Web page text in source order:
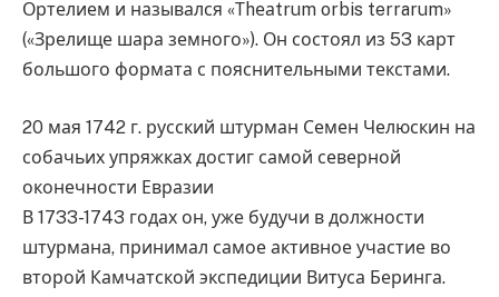
Ортелием и назывался «Тhеаtrum orbis terrarum»
(«Зрелище шара земного»). Он состоял из 53 карт
большого формата с пояснительными текстами.
20 мая 1742 г. русский штурман Семен Челюскин на
собачьих упряжках достиг самой северной
оконечности Евразии
В 1733-1743 годах он, уже будучи в должности
штурмана, принимал самое активное участие во
второй Камчатской экспедиции Витуса Беринга.